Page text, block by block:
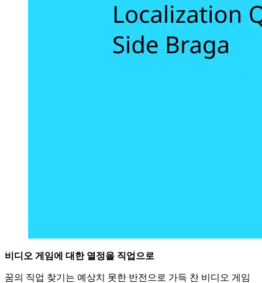
비디오 게임에 대한 열정을 직업으로
꿈의 직업 찾기는 예상치 못한 반전으로 가득 찬 비디오 게임